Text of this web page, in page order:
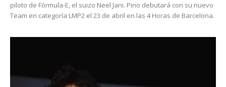
piloto de Fórmula-E, el suizo Neel Jani. Pino debutará con su nuevo
Team en categoría LMP2 el 23 de abril en las 4 Horas de Barcelona.